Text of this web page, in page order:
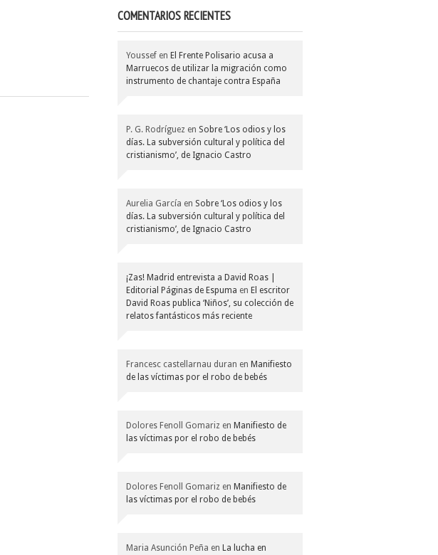
COMENTARIOS RECIENTES
Youssef en El Frente Polisario acusa a
Marruecos de utilizar la migración como
instrumento de chantaje contra España
P. G. Rodríguez en Sobre ‘Los odios y los
días. La subversión cultural y política del
cristianismo’, de Ignacio Castro
Aurelia García en Sobre ‘Los odios y los
días. La subversión cultural y política del
cristianismo’, de Ignacio Castro
¡Zas! Madrid entrevista a David Roas |
Editorial Páginas de Espuma en El escritor
David Roas publica ‘Niños’, su colección de
relatos fantásticos más reciente
Francesc castellarnau duran en Manifiesto
de las víctimas por el robo de bebés
Dolores Fenoll Gomariz en Manifiesto de
las víctimas por el robo de bebés
Dolores Fenoll Gomariz en Manifiesto de
las víctimas por el robo de bebés
Maria Asunción Peña en La lucha en